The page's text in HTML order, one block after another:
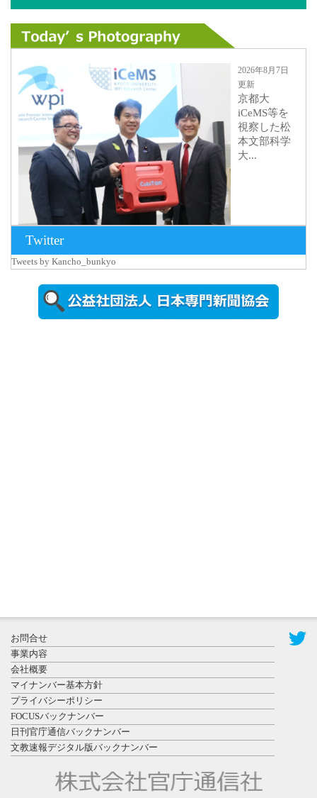
2026年8月7日
更新
京都大
iCeMS等を
視察した松
本文部科学
大...
2026年8月5日
更新
農工大で大
登録有形文
化財となっ
た東北大植
物園八...
Twitter
Tweets by Kancho_bunkyo
お問合せ
事業内容
会社概要
マイナンバー基本方針
プライバシーポリシー
FOCUSバックナンバー
日刊官庁通信バックナンバー
文教速報デジタル版バックナンバー